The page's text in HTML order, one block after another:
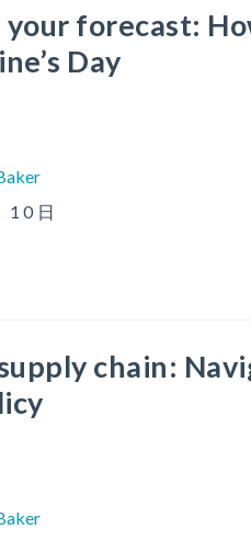
forecast:
Day
10日
chain: